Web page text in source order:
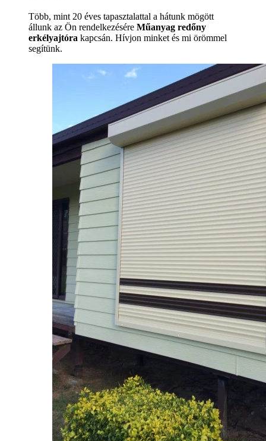
Több, mint 20 éves tapasztalattal a hátunk mögött
állunk az Ön rendelkezésére Műanyag redőny
erkélyajtóra kapcsán. Hívjon minket és mi örömmel
segítünk.